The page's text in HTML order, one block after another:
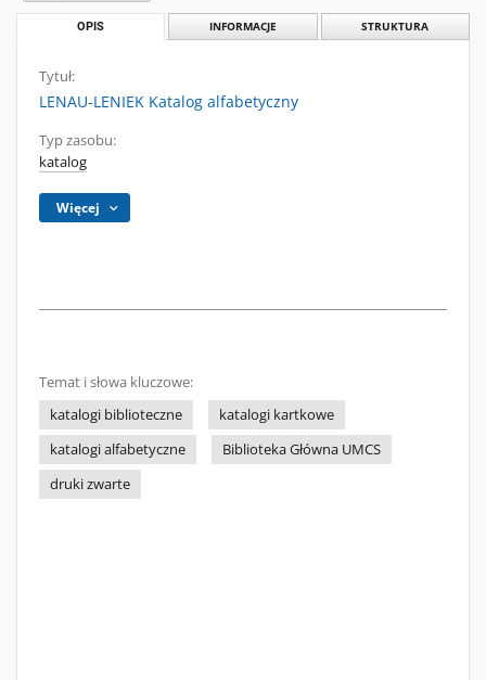
OPIS INFORMACJE STRUKTURA
Tytuł:
LENAU-LENIEK Katalog alfabetyczny
Typ zasobu:
katalog
Więcej
Temat i słowa kluczowe:
katalogi biblioteczne
katalogi kartkowe
katalogi alfabetyczne
Biblioteka Główna UMCS
druki zwarte